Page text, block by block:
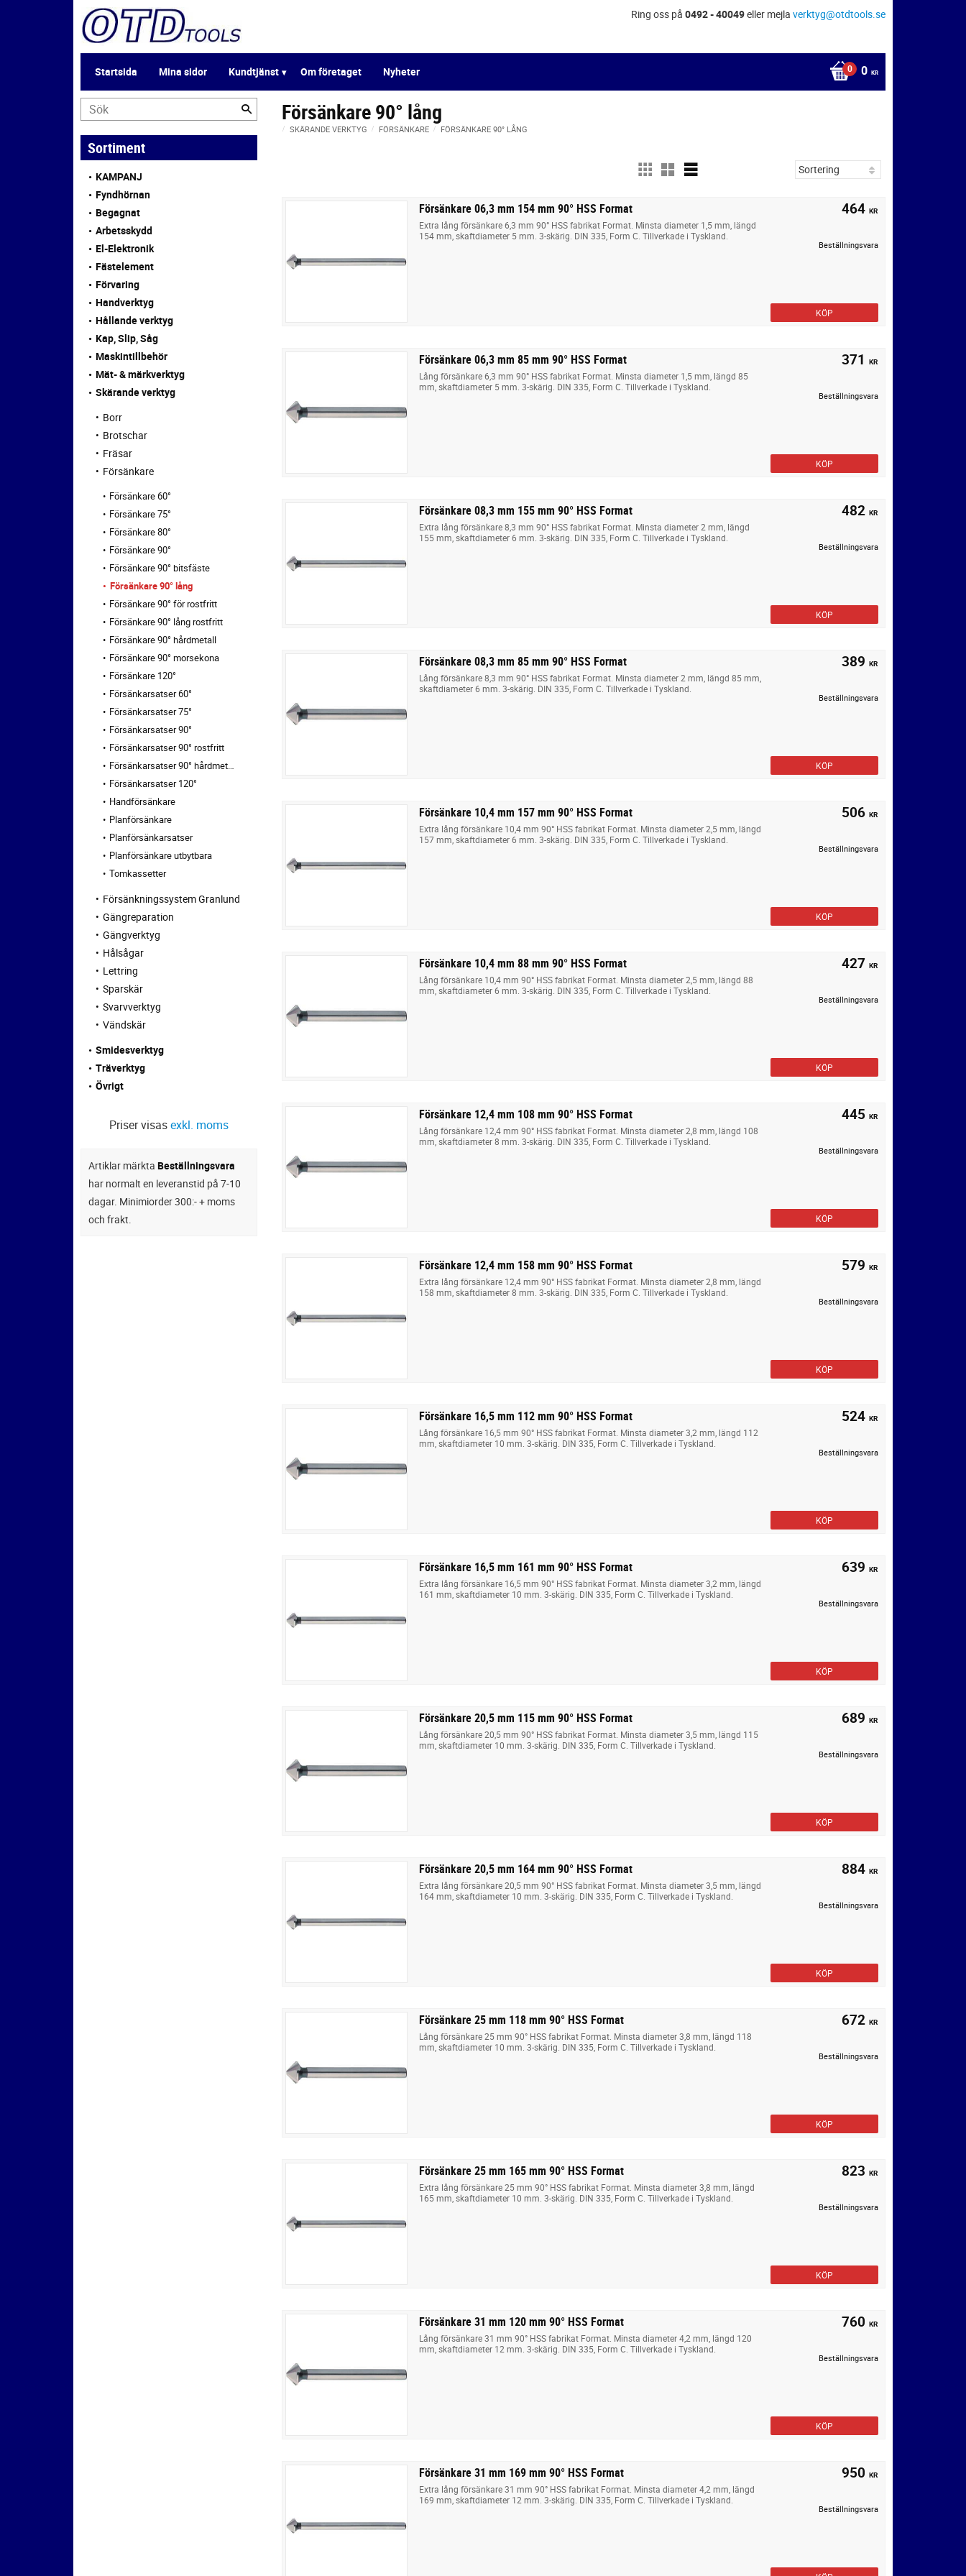
Ring oss på 0492 - 40049eller mejla verktyg@otdtools.se
Startsida Mina sidor Kundtjänst Om företaget Nyheter 0 KR
Försänkare 90° lång
SKÄRANDE VERKTYG FÖRSÄNKARE FÖRSÄNKARE 90° LÅNG
Försänkare 06,3 mm 154 mm 90° HSS Format
Extra lång försänkare 6,3 mm 90° HSS fabrikat Format. Minsta diameter 1,5 mm, längd
154 mm, skaftdiameter 5 mm. 3-skärig. DIN 335, Form C. Tillverkade i Tyskland.
464 KR
Beställningsvara
KÖP
Försänkare 06,3 mm 85 mm 90° HSS Format
Lång försänkare 6,3 mm 90° HSS fabrikat Format. Minsta diameter 1,5 mm, längd 85
mm, skaftdiameter 5 mm. 3-skärig. DIN 335, Form C. Tillverkade i Tyskland.
371 KR
Beställningsvara
KÖP
Försänkare 08,3 mm 155 mm 90° HSS Format
Extra lång försänkare 8,3 mm 90° HSS fabrikat Format. Minsta diameter 2 mm, längd
155 mm, skaftdiameter 6 mm. 3-skärig. DIN 335, Form C. Tillverkade i Tyskland.
482 KR
Beställningsvara
KÖP
Försänkare 08,3 mm 85 mm 90° HSS Format
Lång försänkare 8,3 mm 90° HSS fabrikat Format. Minsta diameter 2 mm, längd 85 mm,
skaftdiameter 6 mm. 3-skärig. DIN 335, Form C. Tillverkade i Tyskland.
389 KR
Beställningsvara
KÖP
Försänkare 10,4 mm 157 mm 90° HSS Format
Extra lång försänkare 10,4 mm 90° HSS fabrikat Format. Minsta diameter 2,5 mm, längd
157 mm, skaftdiameter 6 mm. 3-skärig. DIN 335, Form C. Tillverkade i Tyskland.
506 KR
Beställningsvara
KÖP
Försänkare 10,4 mm 88 mm 90° HSS Format
Lång försänkare 10,4 mm 90° HSS fabrikat Format. Minsta diameter 2,5 mm, längd 88
mm, skaftdiameter 6 mm. 3-skärig. DIN 335, Form C. Tillverkade i Tyskland.
427 KR
Beställningsvara
KÖP
Försänkare 12,4 mm 108 mm 90° HSS Format
Lång försänkare 12,4 mm 90° HSS fabrikat Format. Minsta diameter 2,8 mm, längd 108
mm, skaftdiameter 8 mm. 3-skärig. DIN 335, Form C. Tillverkade i Tyskland.
445 KR
Beställningsvara
KÖP
Försänkare 12,4 mm 158 mm 90° HSS Format
Extra lång försänkare 12,4 mm 90° HSS fabrikat Format. Minsta diameter 2,8 mm, längd
158 mm, skaftdiameter 8 mm. 3-skärig. DIN 335, Form C. Tillverkade i Tyskland.
579 KR
Beställningsvara
KÖP
Försänkare 16,5 mm 112 mm 90° HSS Format
Lång försänkare 16,5 mm 90° HSS fabrikat Format. Minsta diameter 3,2 mm, längd 112
mm, skaftdiameter 10 mm. 3-skärig. DIN 335, Form C. Tillverkade i Tyskland.
524 KR
Beställningsvara
KÖP
Försänkare 16,5 mm 161 mm 90° HSS Format
Extra lång försänkare 16,5 mm 90° HSS fabrikat Format. Minsta diameter 3,2 mm, längd
161 mm, skaftdiameter 10 mm. 3-skärig. DIN 335, Form C. Tillverkade i Tyskland.
639 KR
Beställningsvara
KÖP
Försänkare 20,5 mm 115 mm 90° HSS Format
Lång försänkare 20,5 mm 90° HSS fabrikat Format. Minsta diameter 3,5 mm, längd 115
mm, skaftdiameter 10 mm. 3-skärig. DIN 335, Form C. Tillverkade i Tyskland.
689 KR
Beställningsvara
KÖP
Försänkare 20,5 mm 164 mm 90° HSS Format
Extra lång försänkare 20,5 mm 90° HSS fabrikat Format. Minsta diameter 3,5 mm, längd
164 mm, skaftdiameter 10 mm. 3-skärig. DIN 335, Form C. Tillverkade i Tyskland.
884 KR
Beställningsvara
KÖP
Försänkare 25 mm 118 mm 90° HSS Format
Lång försänkare 25 mm 90° HSS fabrikat Format. Minsta diameter 3,8 mm, längd 118
mm, skaftdiameter 10 mm. 3-skärig. DIN 335, Form C. Tillverkade i Tyskland.
672 KR
Beställningsvara
KÖP
Försänkare 25 mm 165 mm 90° HSS Format
Extra lång försänkare 25 mm 90° HSS fabrikat Format. Minsta diameter 3,8 mm, längd
165 mm, skaftdiameter 10 mm. 3-skärig. DIN 335, Form C. Tillverkade i Tyskland.
823 KR
Beställningsvara
KÖP
Försänkare 31 mm 120 mm 90° HSS Format
Lång försänkare 31 mm 90° HSS fabrikat Format. Minsta diameter 4,2 mm, längd 120
mm, skaftdiameter 12 mm. 3-skärig. DIN 335, Form C. Tillverkade i Tyskland.
760 KR
Beställningsvara
KÖP
Försänkare 31 mm 169 mm 90° HSS Format
Extra lång försänkare 31 mm 90° HSS fabrikat Format. Minsta diameter 4,2 mm, längd
169 mm, skaftdiameter 12 mm. 3-skärig. DIN 335, Form C. Tillverkade i Tyskland.
950 KR
Beställningsvara
Sortiment
KAMPANJ
Fyndhörnan
Begagnat
Arbetsskydd
El-Elektronik
Fästelement
Förvaring
Handverktyg
Hållande verktyg
Kap, Slip, Såg
Maskintillbehör
Mät- & märkverktyg
Skärande verktyg
Borr
Brotschar
Fräsar
Försänkare
Försänkare 60°
Försänkare 75°
Försänkare 80°
Försänkare 90°
Försänkare 90° bitsfäste
Försänkare 90° lång
Försänkare 90° för rostfritt
Försänkare 90° lång rostfritt
Försänkare 90° hårdmetall
Försänkare 90° morsekona
Försänkare 120°
Försänkarsatser 60°
Försänkarsatser 75°
Försänkarsatser 90°
Försänkarsatser 90° rostfritt
Försänkarsatser 90° hårdmetall
Försänkarsatser 120°
Handförsänkare
Planförsänkare
Planförsänkarsatser
Planförsänkare utbytbara
Tomkassetter
Försänkningssystem Granlund
Gängreparation
Gängverktyg
Hålsågar
Lettring
Sparskär
Svarvverktyg
Vändskär
Smidesverktyg
Träverktyg
Övrigt
Priser visasexkl. moms
Artiklar märkta Beställningsvara
har normalt en leveranstid på 7-10
dagar. Minimiorder 300:- + moms
och frakt.